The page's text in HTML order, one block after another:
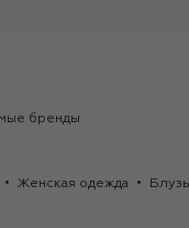
бренды
Женская одежда